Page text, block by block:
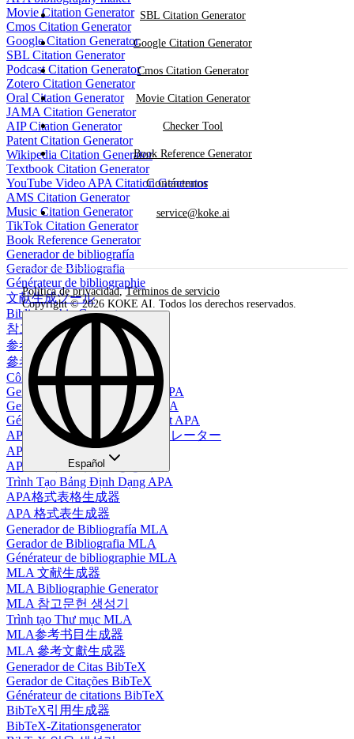
Movie Citation Generator
Cmos Citation Generator
Google Citation Generator
SBL Citation Generator
Podcast Citation Generator
Zotero Citation Generator
Oral Citation Generator
JAMA Citation Generator
AIP Citation Generator
Patent Citation Generator
Wikipedia Citation Generator
Textbook Citation Generator
YouTube Video APA Citation Generator
AMS Citation Generator
Music Citation Generator
TikTok Citation Generator
Book Reference Generator
Generador de bibliografía
Gerador de Bibliografia
Générateur de bibliographie
文献生成ツール
Bibliographie-Generator
참고 문헌 생성기
参考文献生成器
參考書目生成器
Công cụ tạo danh mục tài liệu
Generador de Tablas en Estilo APA
Gerador de Tabelas no Estilo APA
Générateur de tableaux au format APA
APAスタイルテーブルジェネレーター
APA-Tabellengenerator
APA 스타일 테이블 생성기
Trình Tạo Bảng Định Dạng APA
APA格式表格生成器
APA 格式表生成器
Generador de Bibliografía MLA
Gerador de Bibliografia MLA
Générateur de bibliographie MLA
MLA 文献生成器
MLA Bibliographie Generator
MLA 참고문헌 생성기
Trình tạo Thư mục MLA
MLA参考书目生成器
MLA 參考文獻生成器
Generador de Citas BibTeX
Gerador de Citações BibTeX
Générateur de citations BibTeX
BibTeX引用生成器
BibTeX-Zitationsgenerator
SBL Citation Generator
Google Citation Generator
Cmos Citation Generator
Movie Citation Generator
Checker Tool
Book Reference Generator
Contáctenos
service@koke.ai
Política de privacidad,Términos de servicio
Copyright © 2026 KOKE AI. Todos los derechos reservados.
Español